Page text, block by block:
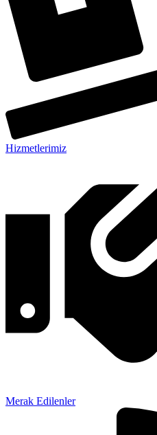
Hizmetlerimiz
Merak Edilenler